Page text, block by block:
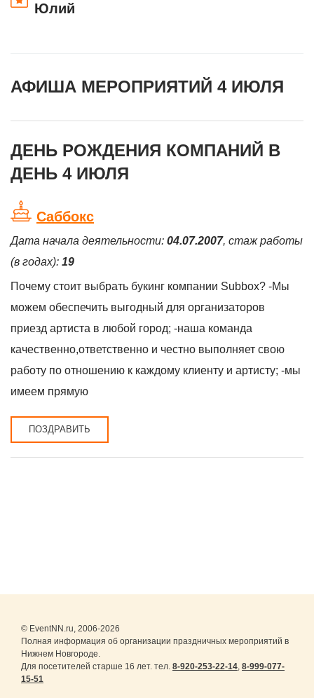
Юлий
АФИША МЕРОПРИЯТИЙ 4 ИЮЛЯ
ДЕНЬ РОЖДЕНИЯ КОМПАНИЙ В
ДЕНЬ 4 ИЮЛЯ
Саббокс
Дата начала деятельности: 04.07.2007, стаж работы
(в годах): 19
Почему стоит выбрать букинг компании Subbox? -Мы
можем обеспечить выгодный для организаторов
приезд артиста в любой город; -наша команда
качественно,ответственно и честно выполняет свою
работу по отношению к каждому клиенту и артисту; -мы
имеем прямую
ПОЗДРАВИТЬ
© EventNN.ru, 2006-2026
Полная информация об организации праздничных мероприятий в
Нижнем Новгороде.
Для посетителей старше 16 лет. тел. 8-920-253-22-14, 8-999-077-
15-51